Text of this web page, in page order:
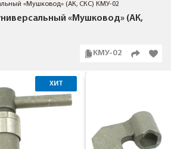
«Мушковод» (АК, СКС) КМУ-02
«Мушковод» (АК,
КМУ-02
ХИТ